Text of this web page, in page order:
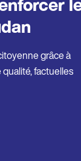
grâce à
factuelles